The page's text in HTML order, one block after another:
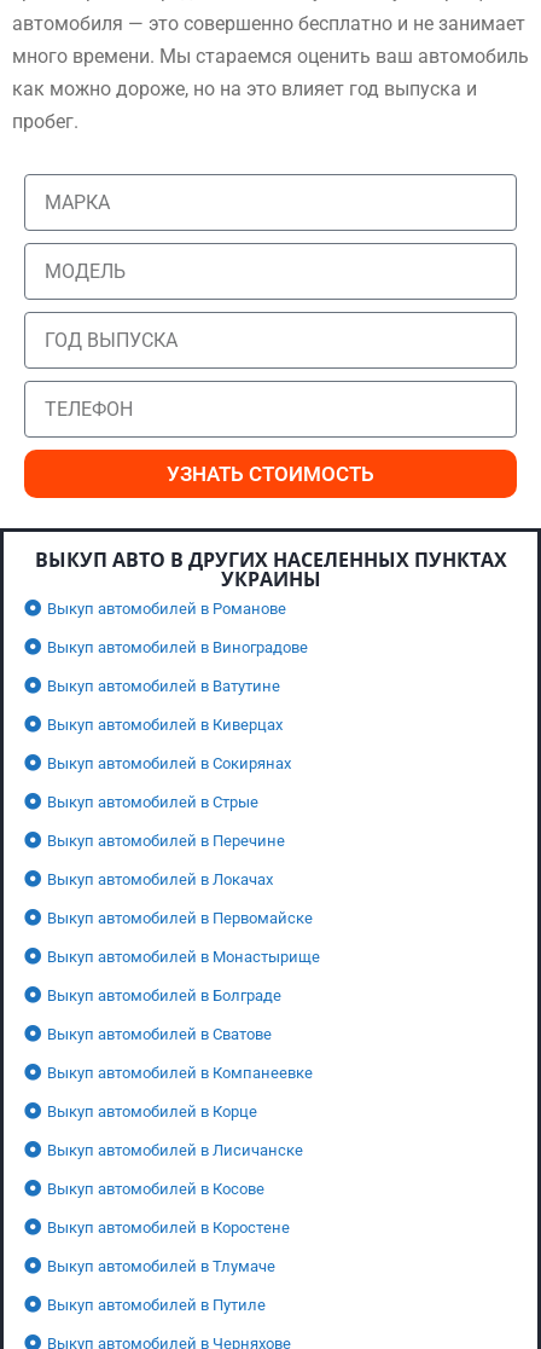
автомобиля — это совершенно бесплатно и не занимает
много времени. Мы стараемся оценить ваш автомобиль
как можно дороже, но на это влияет год выпуска и
пробег.
УЗНАТЬ СТОИМОСТЬ
ВЫКУП АВТО В ДРУГИХ НАСЕЛЕННЫХ ПУНКТАХ
УКРАИНЫ
Выкуп автомобилей в Романове
Выкуп автомобилей в Виноградове
Выкуп автомобилей в Ватутине
Выкуп автомобилей в Киверцах
Выкуп автомобилей в Сокирянах
Выкуп автомобилей в Стрые
Выкуп автомобилей в Перечине
Выкуп автомобилей в Локачах
Выкуп автомобилей в Первомайске
Выкуп автомобилей в Монастырище
Выкуп автомобилей в Болграде
Выкуп автомобилей в Сватове
Выкуп автомобилей в Компанеевке
Выкуп автомобилей в Корце
Выкуп автомобилей в Лисичанске
Выкуп автомобилей в Косове
Выкуп автомобилей в Коростене
Выкуп автомобилей в Тлумаче
Выкуп автомобилей в Путиле
Выкуп автомобилей в Черняхове